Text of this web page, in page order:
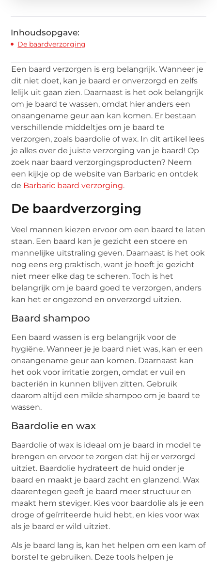
Inhoudsopgave:
De baardverzorging
Een baard verzorgen is erg belangrijk. Wanneer je
dit niet doet, kan je baard er onverzorgd en zelfs
lelijk uit gaan zien. Daarnaast is het ook belangrijk
om je baard te wassen, omdat hier anders een
onaangename geur aan kan komen. Er bestaan
verschillende middeltjes om je baard te
verzorgen, zoals baardolie of wax. In dit artikel lees
je alles over de juiste verzorging van je baard! Op
zoek naar baard verzorgingsproducten? Neem
een kijkje op de website van Barbaric en ontdek
de Barbaric baard verzorging.
De baardverzorging
Veel mannen kiezen ervoor om een baard te laten
staan. Een baard kan je gezicht een stoere en
mannelijke uitstraling geven. Daarnaast is het ook
nog eens erg praktisch, want je hoeft je gezicht
niet meer elke dag te scheren. Toch is het
belangrijk om je baard goed te verzorgen, anders
kan het er ongezond en onverzorgd uitzien.
Baard shampoo
Een baard wassen is erg belangrijk voor de
hygiëne. Wanneer je je baard niet was, kan er een
onaangename geur aan komen. Daarnaast kan
het ook voor irritatie zorgen, omdat er vuil en
bacteriën in kunnen blijven zitten. Gebruik
daarom altijd een milde shampoo om je baard te
wassen.
Baardolie en wax
Baardolie of wax is ideaal om je baard in model te
brengen en ervoor te zorgen dat hij er verzorgd
uitziet. Baardolie hydrateert de huid onder je
baard en maakt je baard zacht en glanzend. Wax
daarentegen geeft je baard meer structuur en
maakt hem steviger. Kies voor baardolie als je een
droge of geïrriteerde huid hebt, en kies voor wax
als je baard er wild uitziet.
Als je baard lang is, kan het helpen om een kam of
borstel te gebruiken. Deze tools helpen je